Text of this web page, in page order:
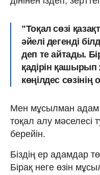
"Тоқал сөзі
әйелі дегенді
деп те айтады.
қадірін қашырып
көңілдес
Мен мұсылман адам
тоқал алу
берейін.
Біздің ер адамдар
Бірақ неге өзін